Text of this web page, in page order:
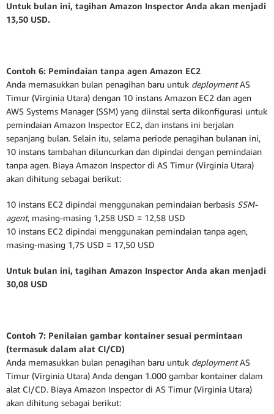
Untuk bulan ini, tagihan Amazon Inspector Anda akan menjadi
13,50 USD.
Contoh 6: Pemindaian tanpa agen Amazon EC2
Anda memasukkan bulan penagihan baru untuk deploymentAS
Timur (Virginia Utara) dengan 10 instans Amazon EC2 dan agen
AWS Systems Manager (SSM) yang diinstal serta dikonfigurasi untuk
pemindaian Amazon Inspector EC2, dan instans ini berjalan
sepanjang bulan. Selain itu, selama periode penagihan bulanan ini,
10 instans tambahan diluncurkan dan dipindai dengan pemindaian
tanpa agen. Biaya Amazon Inspector di AS Timur (Virginia Utara)
akan dihitung sebagai berikut:
10 instans EC2 dipindai menggunakan pemindaian berbasis SSM-
agent, masing-masing 1,258 USD = 12,58 USD
10 instans EC2 dipindai menggunakan pemindaian tanpa agen,
masing-masing 1,75 USD = 17,50 USD
Untuk bulan ini, tagihan Amazon Inspector Anda akan menjadi
30,08 USD
Contoh 7: Penilaian gambar kontainer sesuai permintaan
(termasuk dalam alat CI/CD)
Anda memasukkan bulan penagihan baru untuk deploymentAS
Timur (Virginia Utara) Anda dengan 1.000 gambar kontainer dalam
alat CI/CD. Biaya Amazon Inspector di AS Timur (Virginia Utara)
akan dihitung sebagai berikut: